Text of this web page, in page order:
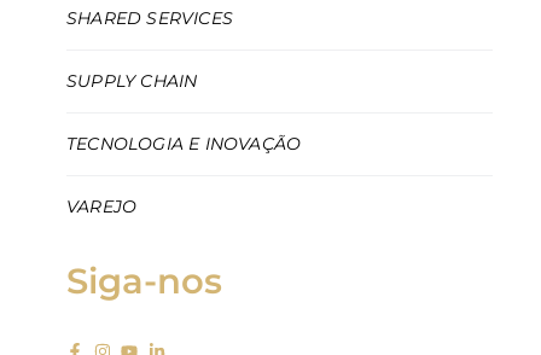
SHARED SERVICES
SUPPLY CHAIN
TECNOLOGIA E INOVAÇÃO
VAREJO
Siga-nos